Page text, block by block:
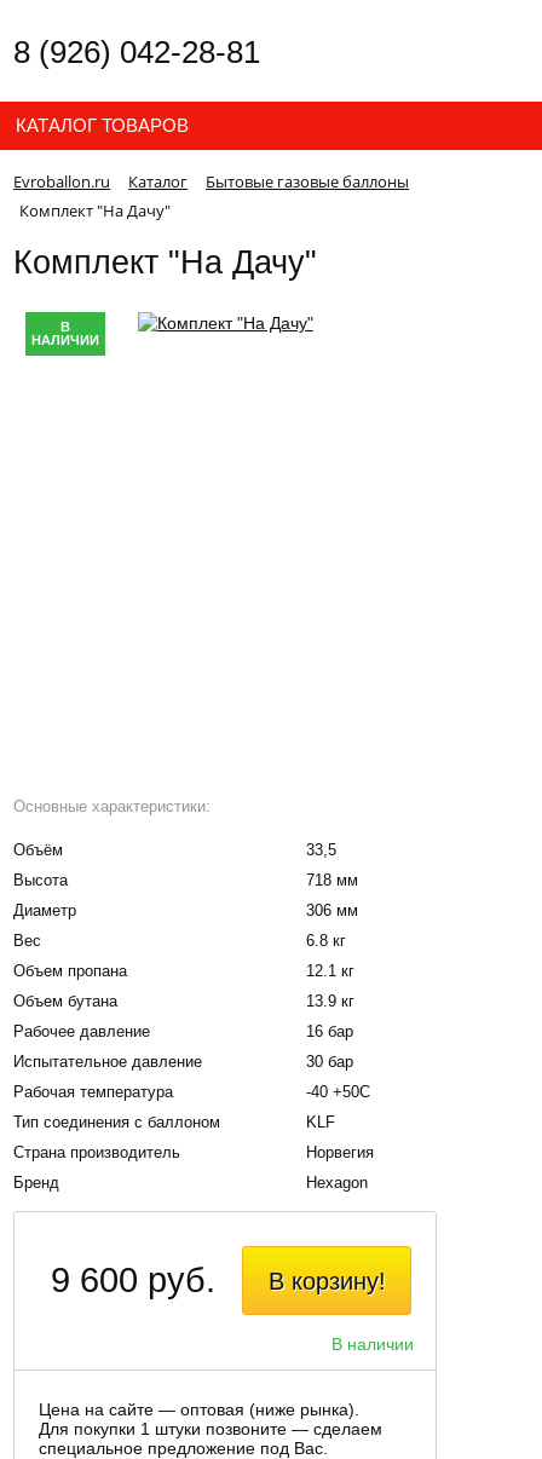
8 (926) 042-28-81
КАТАЛОГ ТОВАРОВ
Evroballon.ru Каталог
Бытовые газовые баллоны
Комплект "На Дачу"
Комплект "На Дачу"
В
НАЛИЧИИ
Основные характеристики:
Объём
33,5
Высота
718 мм
Диаметр
306 мм
Вес
6.8 кг
Объем пропана
12.1 кг
Объем бутана
13.9 кг
Рабочее давление
16 бар
Испытательное давление
30 бар
Рабочая температура
-40 +50С
Тип соединения с баллоном
KLF
Страна производитель
Норвегия
Бренд
Hexagon
В корзину!
В наличии
9 600 руб.
Цена на сайте — оптовая (ниже рынка).
Для покупки 1 штуки позвоните — сделаем
специальное предложение под Вас.